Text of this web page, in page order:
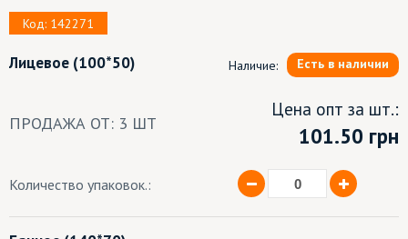
Код: 142271
Лицевое (100*50) Наличие: Есть в наличии
ПРОДАЖА ОТ: 3 ШТ
Цена опт за шт.:
101.50 грн
Количество упаковок.: